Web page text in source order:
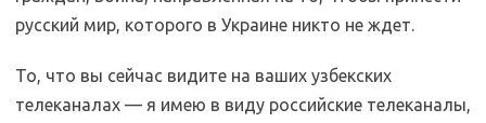
русский мир, которого в Украине никто не ждет.
То, что вы сейчас видите на ваших узбекских
телеканалах — я имею в виду российские телеканалы,